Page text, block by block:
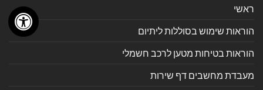
ראשי
הוראות שימוש בסוללות ליתיום
הוראות בטיחות מטען לרכב חשמלי
מעבדת מחשבים דף שירות